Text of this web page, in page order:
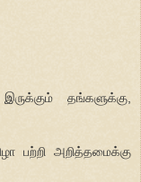
தங்களுக்கு,
பற்றி அறித்தமைக்கு